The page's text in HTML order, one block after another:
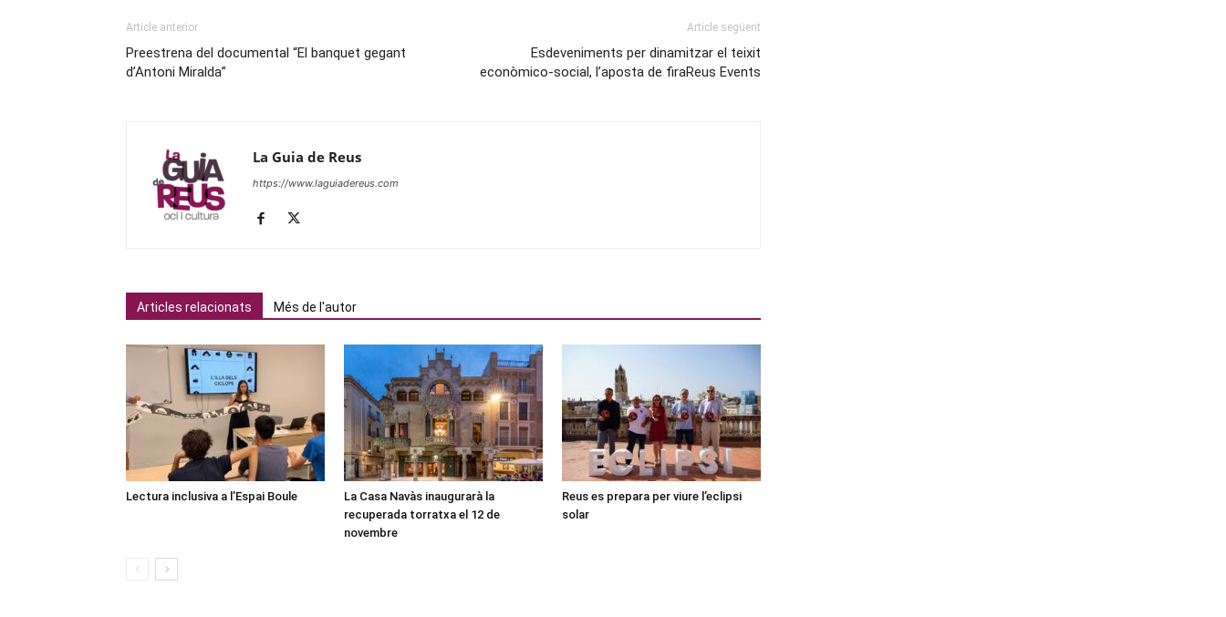
Article anterior
Preestrena del documental “El banquet gegant
d’Antoni Miralda”
Article següent
Esdeveniments per dinamitzar el teixit
econòmico-social, l’aposta de firaReus Events
La Guia de Reus
https://www.laguiadereus.com
Articles relacionats Més de l'autor
Lectura inclusiva a l’Espai Boule
La Casa Navàs inaugurarà la
recuperada torratxa el 12 de
novembre
Reus es prepara per viure l’eclipsi
solar